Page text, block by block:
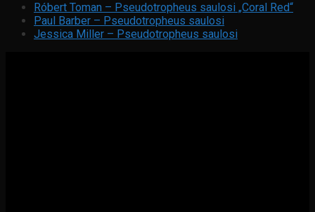
Róbert Toman – Pseudotropheus saulosi „Coral Red“
Paul Barber – Pseudotropheus saulosi
Jessica Miller – Pseudotropheus saulosi